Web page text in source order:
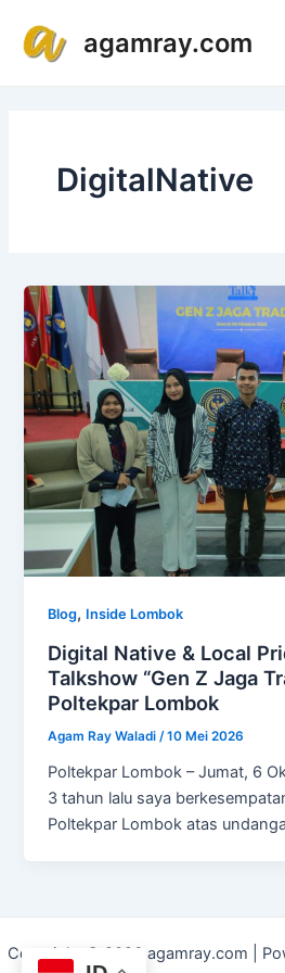
konten
agamray.com
DigitalNative
Blog, Inside Lombok
Digital Native & Local
Talkshow “Gen Z Jaga
Poltekpar Lombok
Agam Ray Waladi /10 Mei 2026
Poltekpar Lombok – Jumat, 6
3 tahun lalu saya
Poltekpar Lombok atas
Copyright © 2026 agamray.com |